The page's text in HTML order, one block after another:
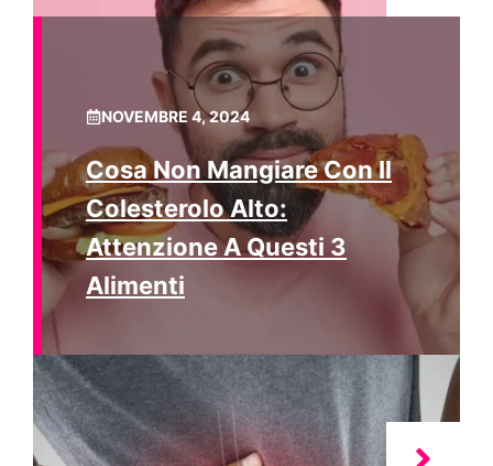
NOVEMBRE 4, 2024
Cosa Non Mangiare Con Il
Colesterolo Alto:
Attenzione A Questi 3
Alimenti